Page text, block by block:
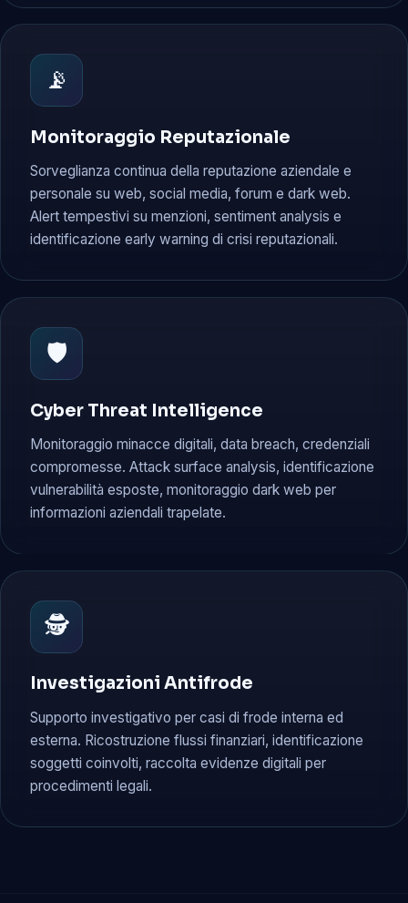
📡
Monitoraggio Reputazionale
Sorveglianza continua della reputazione aziendale e
personale su web, social media, forum e dark web.
Alert tempestivi su menzioni, sentiment analysis e
identificazione early warning di crisi reputazionali.
🛡️
Cyber Threat Intelligence
Monitoraggio minacce digitali, data breach, credenziali
compromesse. Attack surface analysis, identificazione
vulnerabilità esposte, monitoraggio dark web per
informazioni aziendali trapelate.
🕵️
Investigazioni Antifrode
Supporto investigativo per casi di frode interna ed
esterna. Ricostruzione flussi finanziari, identificazione
soggetti coinvolti, raccolta evidenze digitali per
procedimenti legali.